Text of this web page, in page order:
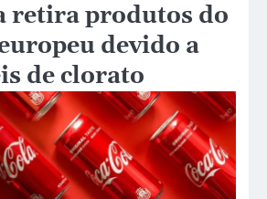
retira produtos do
devido a
de clorato